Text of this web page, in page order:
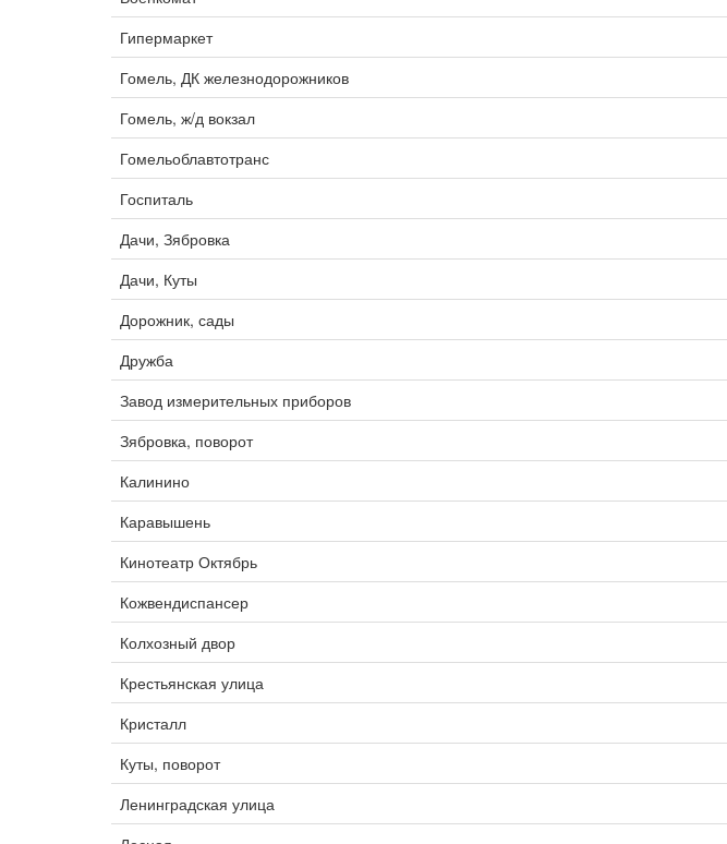
Гипермаркет
Гомель, ДК железнодорожников
Гомель, ж/д вокзал
Гомельоблавтотранс
Госпиталь
Дачи, Зябровка
Дачи, Куты
Дорожник, сады
Дружба
Завод измерительных приборов
Зябровка, поворот
Калинино
Каравышень
Кинотеатр Октябрь
Кожвендиспансер
Колхозный двор
Крестьянская улица
Кристалл
Куты, поворот
Ленинградская улица